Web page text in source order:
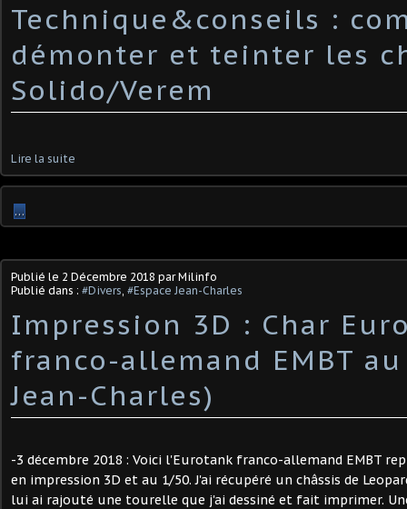
Technique&conseils :
démonter et teinter les
Solido/Verem
Lire la suite
…
Publié le 2 Décembre 2018 par Milinfo
Publié dans : #Divers, #Espace Jean-Charles
Impression 3D : Char
franco-allemand EMBT
Jean-Charles)
-3 décembre 2018 : Voici l'Eurotank franco-allemand EMBT
en impression 3D et au 1/50. J'ai récupéré un châssis de
lui ai rajouté une tourelle que j'ai dessiné et fait imprimer.